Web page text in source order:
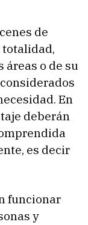
de
totalidad,
áreas o de su
En
deberán
es decir
funcionar
y